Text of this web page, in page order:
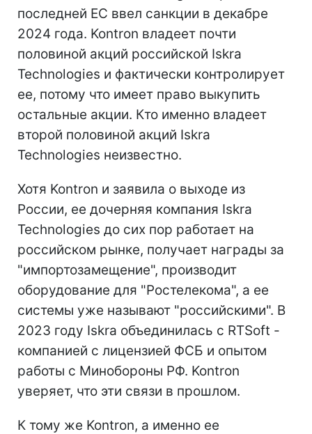
последней ЕС ввел санкции в декабре
2024 года. Kontron владеет почти
половиной акций российской Iskra
Technologies и фактически контролирует
ее, потому что имеет право выкупить
остальные акции. Кто именно владеет
второй половиной акций Iskra
Technologies неизвестно.
Хотя Kontron и заявила о выходе из
России, ее дочерняя компания Iskra
Technologies до сих пор работает на
российском рынке, получает награды за
"импортозамещение", производит
оборудование для "Ростелекома", а ее
системы уже называют "российскими". В
2023 году Iskra объединилась с RTSoft -
компанией с лицензией ФСБ и опытом
работы с Минобороны РФ. Kontron
уверяет, что эти связи в прошлом.
К тому же Kontron, а именно ее